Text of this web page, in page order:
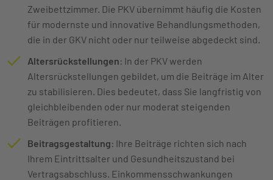
Zweibettzimmer. Die PKV übernimmt häufig die Kosten
für modernste und innovative Behandlungsmethoden,
die in der GKV nicht oder nur teilweise abgedeckt sind.
Altersrückstellungen: In der PKV werden
Altersrückstellungen gebildet, um die Beiträge im Alter
zu stabilisieren. Dies bedeutet, dass Sie langfristig von
gleichbleibenden oder nur moderat steigenden
Beiträgen profitieren.
Beitragsgestaltung: Ihre Beiträge richten sich nach
Ihrem Eintrittsalter und Gesundheitszustand bei
Vertragsabschluss. Einkommensschwankungen